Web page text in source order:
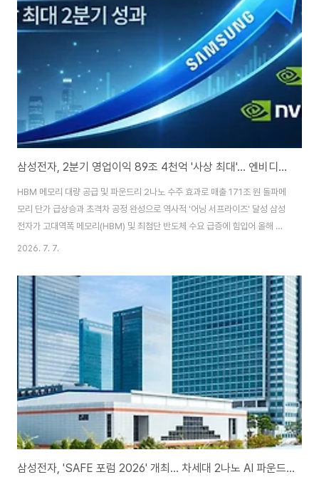
력 공급용 고압 송전선로 연계가 용이하고, 인근 영산강 수계를 활용한 대량의
공업용수 확보가 가능해 최적의 입지 요건을 갖췄다. 삼성전자와 SK하이닉스
삼성전자, 2분기 영업이익 89조 4천억 '사상 최대'… 엔비디아 이겼다
HBM 메모리 대량 공급 및 파운드리 2나노 수주 효과로 매출 171조 원 돌파메
모리 단가 급상승과 초격차 공정 완성으로 역사적 '어닝 서프라이즈' 달성 삼성
전자가 고대역폭 메모리(HBM) 및 최첨단 반도체 수요 급증에 힘입어 올해 2
분기 연결 기준 매출 171조 원, 영업이익 89조 4,000억 원의 경이적인 잠정
만 아니라 글로벌 AI 칩 선두주자인 엔비디아의 단일 분기 영업이익 추정치마
저 가뿐히 뛰어넘은 사상 최대 규모의 어닝 서프라이즈다. 실적 견인의 1등 공
신은 고대역폭 메모리(HBM3E 및 HBM4)의 빅테크향 본격 양산 공급과 D램
및 낸드플래시 등 범용 메모리 단가의 고속 랠리 지속이다. 또한 스마트폰(DX)
사업부의..
2026. 7. 7.
삼성전자, 'SAFE 포럼 2026' 개최… 차세대 2나노 AI 파운드리 로드맵 공개